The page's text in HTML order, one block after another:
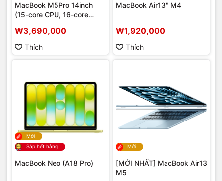
MacBook M5Pro 14inch
(15-core CPU, 16-core
₩3,690,000
Thích
MacBook Air13" M4
₩1,920,000
Thích
Mới
Sắp hết hàng
MacBook Neo (A18 Pro)
Mới
[MỚI NHẤT] MacBook Air13
M5